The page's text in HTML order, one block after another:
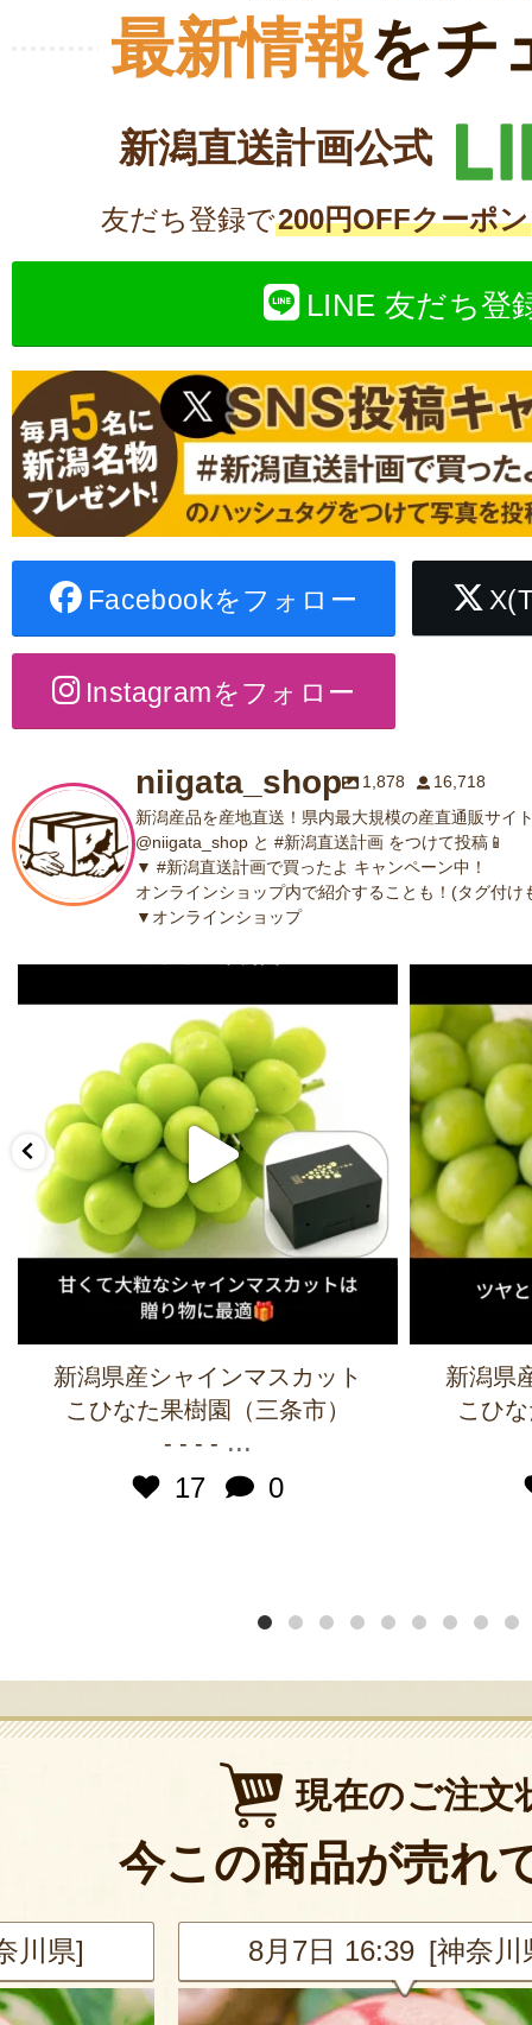
最新情報をチ
新潟直送計画公式
友だち登録で200円OFFクーポン
LINE 友だち登
Facebookをフォロー
Instagramをフォロー
niigata_shop 1,878
16,718
新潟産品を産地直送！県内最大規模の産直通販サイ
@niigata_shop と #新潟直送計画 をつけて投稿📱
▼ #新潟直送計画で買ったよ キャンペーン中！
オンラインショップ内で紹介することも！(タグ付け
▼オンラインショップ
新潟県産シャインマスカット
こひなた果樹園（三条市）
- - - - ...
17
0
新潟県
こひ
現在のご注文
今この商品が売れ
川県] 8月7日 16:39 [神奈川